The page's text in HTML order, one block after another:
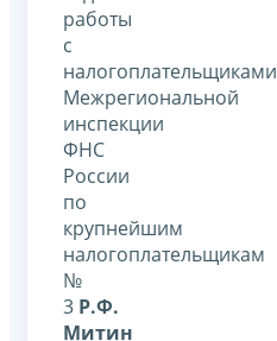
работы
с
налогоплательщиками
Межрегиональной
инспекции
ФНС
России
по
крупнейшим
налогоплательщикам
№
3 Р.Ф.
Митин